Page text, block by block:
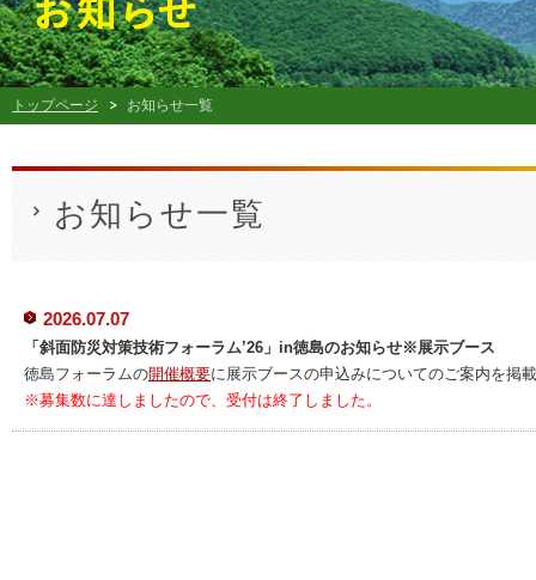
トップページ お知らせ一覧
お知らせ一覧
2026.07.07
「斜面防災対策技術フォーラム’26」in徳島のお知らせ※展示ブース
徳島フォーラムの開催概要に展示ブースの申込みについてのご案内を掲
※募集数に達しましたので、受付は終了しました。